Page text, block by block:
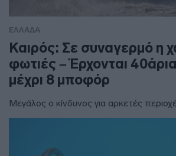
ΕΛΛΑΔΑ
Καιρός: Σε συναγερμό η
φωτιές – Έρχονται 40άρια
μέχρι 8 μποφόρ
Μεγάλος ο κίνδυνος για αρκετές